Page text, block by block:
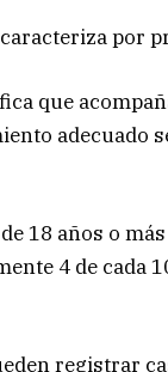
por
que
adecuado
18 años o
4 de cada
registrar